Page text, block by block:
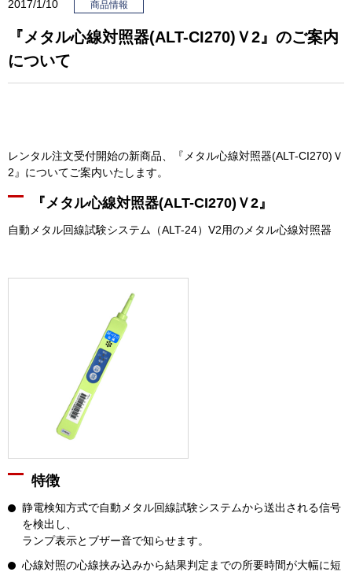
2017/1/10 商品情報
『メタル心線対照器(ALT-CI270)Ｖ2』のご案内
について
レンタル注文受付開始の新商品、『メタル心線対照器(ALT-CI270)Ｖ
2』についてご案内いたします。
『メタル心線対照器(ALT-CI270)Ｖ2』
自動メタル回線試験システム（ALT-24）V2用のメタル心線対照器
特徴
静電検知方式で自動メタル回線試験システムから送出される信号
を検出し、
ランプ表示とブザー音で知らせます。
心線対照の心線挟み込みから結果判定までの所要時間が大幅に短